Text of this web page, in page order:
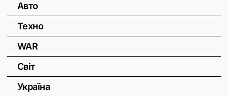
Авто
Техно
WAR
Світ
Україна